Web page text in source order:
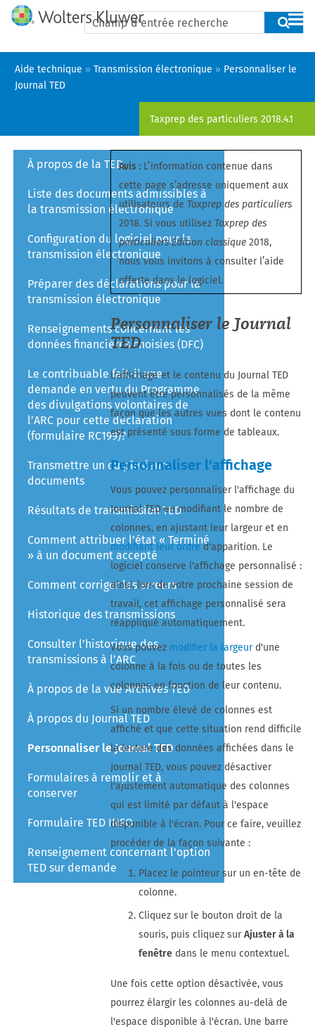
Aide technique » Transmission électronique » Personnaliser le
Journal TED
Taxprep des particuliers 2018.4.1
À propos de la TED
Liste des documents admissibles à
la transmission électronique
Configuration du logiciel pour la
transmission électronique
Préparer des déclarations pour la
transmission électronique
Renseignements concernant les
données financières choisies (DFC)
Le contribuable fait-il une
demande en vertu du Programme
des divulgations volontaires de
l’ARC pour cette déclaration
(formulaire RC199)?
Transmettre un ou plusieurs
documents
Résultats de transmission TED
Comment attribuer l'état « Terminé
» à un document accepté
Comment corriger les erreurs
Historique des transmissions
Consulter l’historique des
transmissions à l’ARC
À propos de la vue Archives TED
À propos du Journal TED
Personnaliser le Journal TED
Formulaires à remplir et à
conserver
Formulaire TED INFO
Renseignement concernant l'option
TED sur demande
Avis : L’information contenue dans
cette page s’adresse uniquement aux
utilisateurs de Taxprep des particuliers
2018. Si vous utilisez Taxprep des
particuliers Édition classique 2018,
nous vous invitons à consulter l’aide
offerte dans le logiciel.
Personnaliser le Journal
TED
L'affichage et le contenu du Journal TED
peuvent être personnalisés de la même
façon que les autres vues dont le contenu
est présenté sous forme de tableaux.
Personnaliser l'affichage
Vous pouvez personnaliser l'affichage du
Journal TED en modifiant le nombre de
colonnes, en ajustant leur largeur et en
modifiant leur ordred'apparition. Le
logiciel conserve l'affichage personnalisé :
ainsi, lors de votre prochaine session de
travail, cet affichage personnalisé sera
réappliqué automatiquement.
Vous pouvez modifier la largeurd'une
colonne à la fois ou de toutes les
colonnes en fonction de leur contenu.
Si un nombre élevé de colonnes est
affiché et que cette situation rend difficile
la lecture des données affichées dans le
Journal TED, vous pouvez désactiver
l'ajustement automatique des colonnes
qui est limité par défaut à l'espace
disponible à l'écran. Pour ce faire, veuillez
procéder de la façon suivante :
Placez le pointeur sur un en-tête de
colonne.
Cliquez sur le bouton droit de la
souris, puis cliquez surAjuster à la
fenêtre dans le menu contextuel.
Une fois cette option désactivée, vous
pourrez élargir les colonnes au-delà de
l'espace disponible à l'écran. Une barre